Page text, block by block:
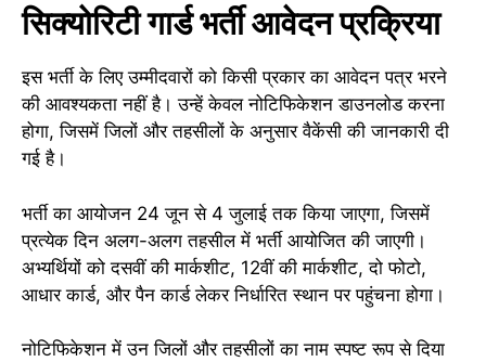
सिक्योरिटी गार्ड भर्ती आवेदन प्रक्रिया
इस भर्ती के लिए उम्मीदवारों को किसी प्रकार का आवेदन पत्र भरने
की आवश्यकता नहीं है। उन्हें केवल नोटिफिकेशन डाउनलोड करना
होगा, जिसमें जिलों और तहसीलों के अनुसार वैकेंसी की जानकारी दी
गई है।
भर्ती का आयोजन 24 जून से 4 जुलाई तक किया जाएगा, जिसमें
प्रत्येक दिन अलग-अलग तहसील में भर्ती आयोजित की जाएगी।
अभ्यर्थियों को दसवीं की मार्कशीट, 12वीं की मार्कशीट, दो फोटो,
आधार कार्ड, और पैन कार्ड लेकर निर्धारित स्थान पर पहुंचना होगा।
नोटिफिकेशन में उन जिलों और तहसीलों का नाम स्पष्ट रूप से दिया